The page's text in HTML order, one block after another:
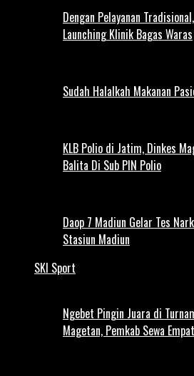
Dengan Pelayanan
Launching Klinik Bagas Waras
Sudah Halalkah Makanan
KLB Polio di Jatim, Dinkes
Balita Di Sub PIN Polio
Daop 7 Madiun Gelar Tes
Stasiun Madiun
SKI Sport
Ngebet Pingin Juara di
Magetan, Pemkab Sewa